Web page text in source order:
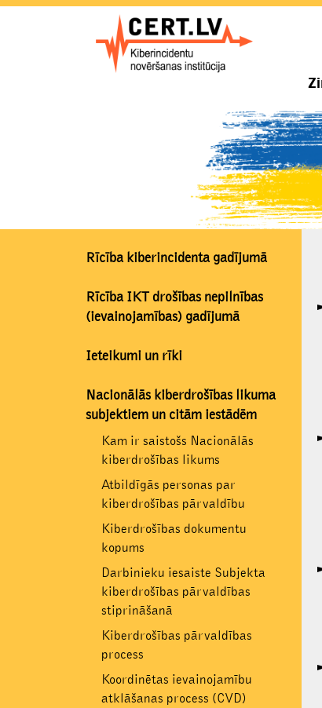
Rīcība kiberincidenta gadījumā
Rīcība IKT drošības nepilnības
(ievainojamības) gadījumā
Ieteikumi un rīki
Nacionālās kiberdrošības likuma
subjektiem un citām iestādēm
Kam ir saistošs Nacionālās
kiberdrošības likums
Atbildīgās personas par
kiberdrošības pārvaldību
Kiberdrošības dokumentu
kopums
Darbinieku iesaiste Subjekta
kiberdrošības pārvaldības
stiprināšanā
Kiberdrošības pārvaldības
process
Koordinētas ievainojamību
atklāšanas process (CVD)